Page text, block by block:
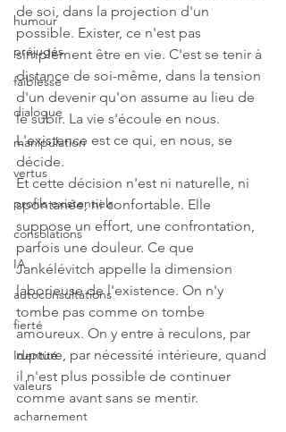
humour
préjugés
faiblesse
dialogue
manipulation
vertus
profils existentiels
consolations
IA
autoconsultations
fierté
Identité
valeurs
acharnement
de soi, dans la projection d'un
possible. Exister, ce n'est pas
simplement être en vie. C'est se tenir à
distance de soi-même, dans la tension
d'un devenir qu'on assume au lieu de
le subir. La vie s'écoule en nous.
L'existence est ce qui, en nous, se
décide.
Et cette décision n'est ni naturelle, ni
spontanée, ni confortable. Elle
suppose un effort, une confrontation,
parfois une douleur. Ce que
Jankélévitch appelle la dimension
laborieuse de l'existence. On n'y
tombe pas comme on tombe
amoureux. On y entre à reculons, par
rupture, par nécessité intérieure, quand
il n'est plus possible de continuer
comme avant sans se mentir.